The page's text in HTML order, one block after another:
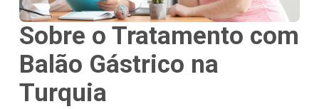
Sobre o Tratamento com
Balão Gástrico na
Turquia